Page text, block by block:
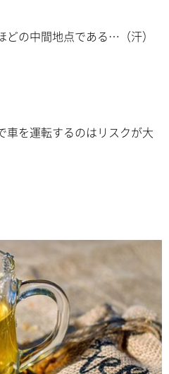
の中間地点である…（汗）
を運転するのはリスクが大